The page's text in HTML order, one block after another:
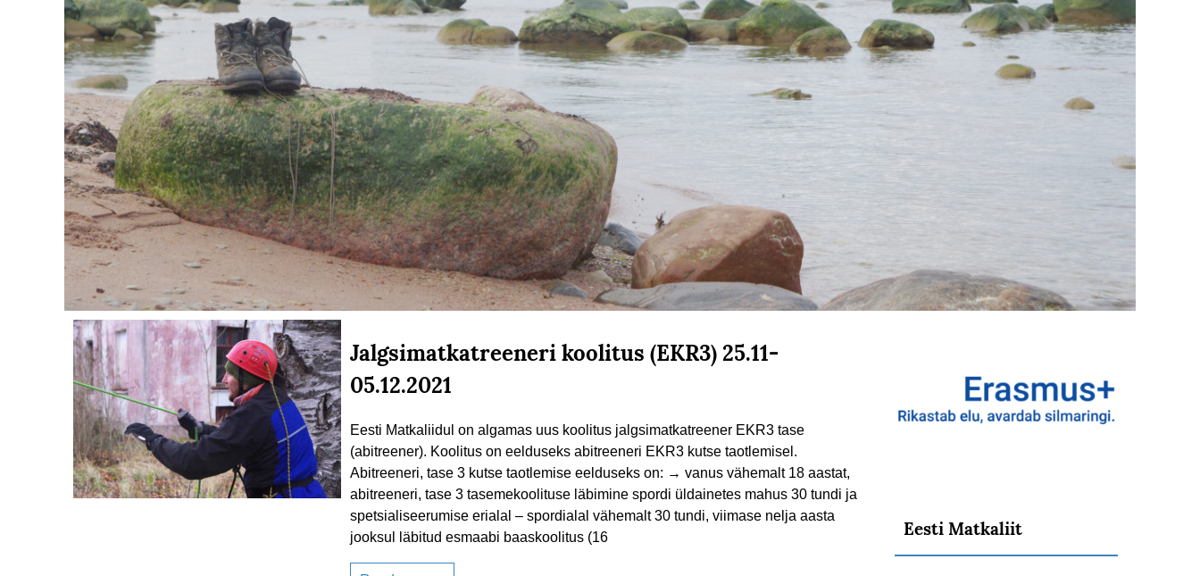
Jalgsimatkatreeneri koolitus (EKR3) 25.11-
05.12.2021
Eesti Matkaliidul on algamas uus koolitus jalgsimatkatreener EKR3 tase
(abitreener). Koolitus on eelduseks abitreeneri EKR3 kutse taotlemisel.
Abitreeneri, tase 3 kutse taotlemise eelduseks on: → vanus vähemalt 18 aastat,
abitreeneri, tase 3 tasemekoolituse läbimine spordi üldainetes mahus 30 tundi ja
spetsialiseerumise erialal – spordialal vähemalt 30 tundi, viimase nelja aasta
jooksul läbitud esmaabi baaskoolitus (16
Eesti Matkaliit